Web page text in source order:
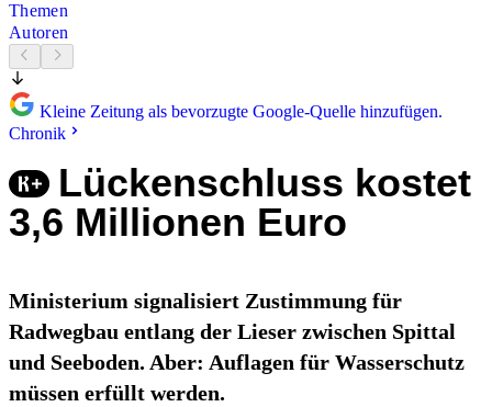
Themen
Autoren
Kleine Zeitung als bevorzugte Google-Quelle hinzufügen.
Chronik
Lückenschluss kostet
3,6 Millionen Euro
Ministerium signalisiert Zustimmung für
Radwegbau entlang der Lieser zwischen Spittal
und Seeboden. Aber: Auflagen für Wasserschutz
müssen erfüllt werden.